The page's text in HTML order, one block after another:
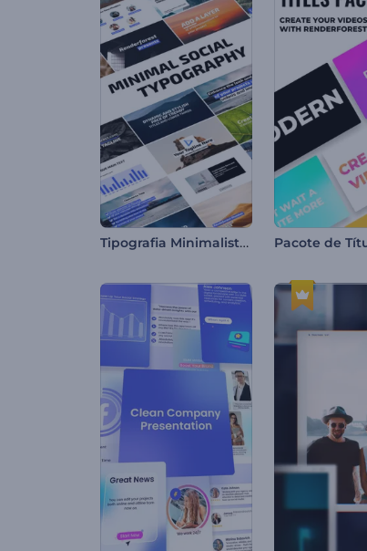
Tipografia Minimalista para Redes Sociais